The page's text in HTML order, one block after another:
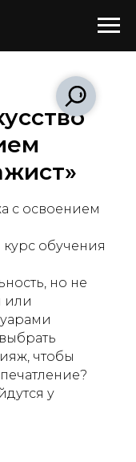
с освоением
обучения
но не
или
чтобы
у